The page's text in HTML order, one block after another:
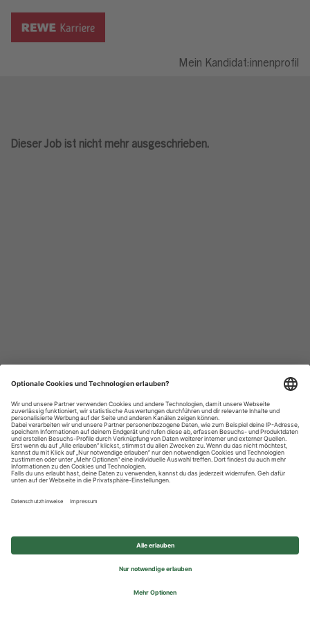
Mein Kandidat:innenprofil
Dieser Job ist nicht mehr ausgeschrieben.
Datenschutzhinweise
Impressum
Privatsphäre-Einstellungen
© 2026 REWE Group - All rights reserved